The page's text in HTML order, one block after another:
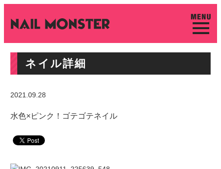
ネイル詳細
2021.09.28
水色×ピンク！ゴテゴテネイル